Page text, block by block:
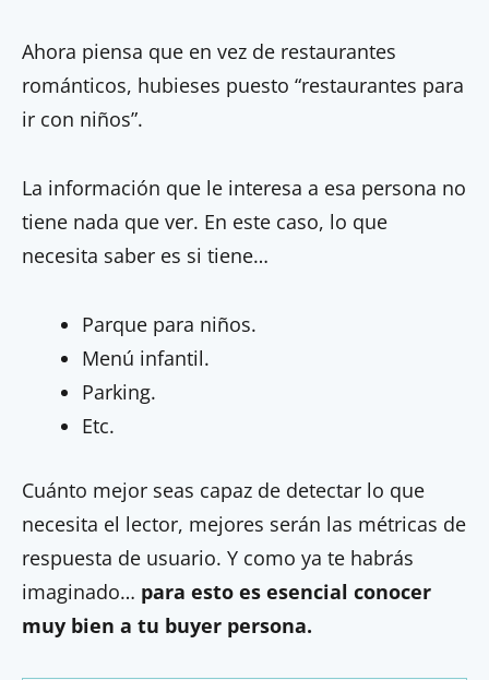
Ahora piensa que en vez de restaurantes
románticos, hubieses puesto “restaurantes para
ir con niños”.
La información que le interesa a esa persona no
tiene nada que ver. En este caso, lo que
necesita saber es si tiene…
Parque para niños.
Menú infantil.
Parking.
Etc.
Cuánto mejor seas capaz de detectar lo que
necesita el lector, mejores serán las métricas de
respuesta de usuario. Y como ya te habrás
imaginado… para esto es esencial conocer
muy bien a tu buyer persona.